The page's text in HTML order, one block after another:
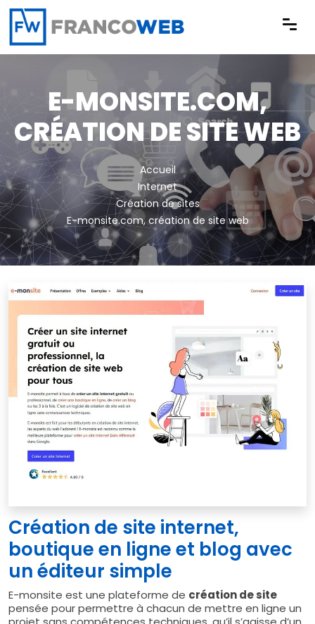
Panneau de gestion des cookies
E-MONSITE.COM,
CRÉATION DE SITE WEB
Accueil
Internet
Création de sites
E-monsite.com, création de site web
Création de site internet,
boutique en ligne et blog avec
un éditeur simple
E-monsite est une plateforme de création de site
pensée pour permettre à chacun de mettre en ligne un